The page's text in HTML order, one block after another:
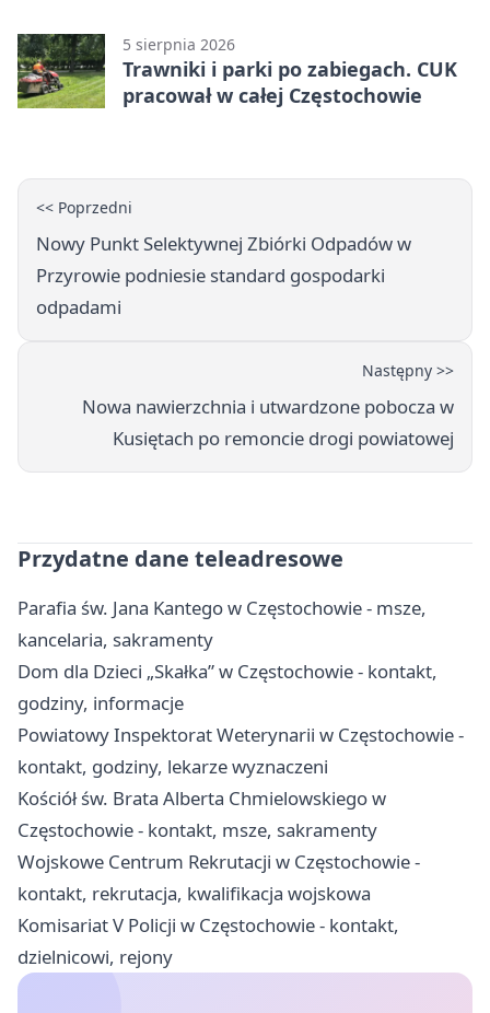
5 sierpnia 2026
Trawniki i parki po zabiegach. CUK
pracował w całej Częstochowie
<< Poprzedni
Nowy Punkt Selektywnej Zbiórki Odpadów w
Przyrowie podniesie standard gospodarki
odpadami
Następny >>
Nowa nawierzchnia i utwardzone pobocza w
Kusiętach po remoncie drogi powiatowej
Przydatne dane teleadresowe
Parafia św. Jana Kantego w Częstochowie - msze,
kancelaria, sakramenty
Dom dla Dzieci „Skałka” w Częstochowie - kontakt,
godziny, informacje
Powiatowy Inspektorat Weterynarii w Częstochowie -
kontakt, godziny, lekarze wyznaczeni
Kościół św. Brata Alberta Chmielowskiego w
Częstochowie - kontakt, msze, sakramenty
Wojskowe Centrum Rekrutacji w Częstochowie -
kontakt, rekrutacja, kwalifikacja wojskowa
Komisariat V Policji w Częstochowie - kontakt,
dzielnicowi, rejony